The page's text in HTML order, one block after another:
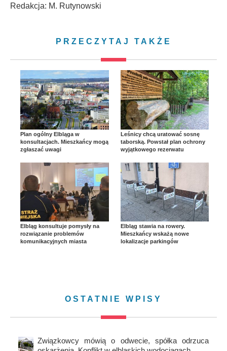
Redakcja: M. Rutynowski
PRZECZYTAJ TAKŻE
Plan ogólny Elbląga w
konsultacjach. Mieszkańcy mogą
zgłaszać uwagi
Leśnicy chcą uratować sosnę
taborską. Powstał plan ochrony
wyjątkowego rezerwatu
Elbląg konsultuje pomysły na
rozwiązanie problemów
komunikacyjnych miasta
Elbląg stawia na rowery.
Mieszkańcy wskażą nowe
lokalizacje parkingów
OSTATNIE WPISY
Związkowcy mówią o odwecie, spółka odrzuca